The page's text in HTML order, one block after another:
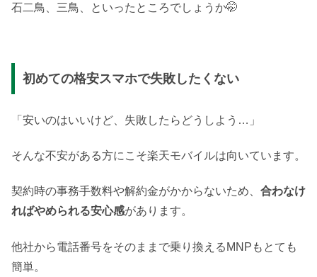
石二鳥、三鳥、といったところでしょうか🤭
初めての格安スマホで失敗したくない
「安いのはいいけど、失敗したらどうしよう…」
そんな不安がある方にこそ楽天モバイルは向いています。
契約時の事務手数料や解約金がかからないため、 合わなけ
ればやめられる安心感があります。
他社から電話番号をそのままで乗り換えるMNPもとても
簡単。